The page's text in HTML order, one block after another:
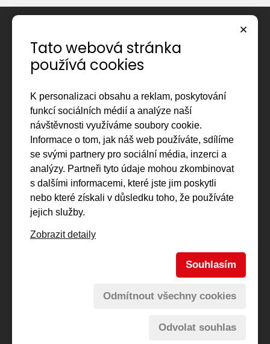
O společnosti
Regionální dráhy
Vlečky
Kontakty
Interní sekce
PDV RAILWAY a.s.
Spravuje:
Tato webová stránka
používá cookies
K personalizaci obsahu a reklam, poskytování
funkcí sociálních médií a analýze naší
návštěvnosti využíváme soubory cookie.
Informace o tom, jak náš web používáte, sdílíme
se svými partnery pro sociální média, inzerci a
analýzy. Partneři tyto údaje mohou zkombinovat
s dalšími informacemi, které jste jim poskytli
nebo které získali v důsledku toho, že používáte
jejich služby.
Zobrazit detaily
Souhlasím
Odmítnout všechny cookies
Odvolat souhlas